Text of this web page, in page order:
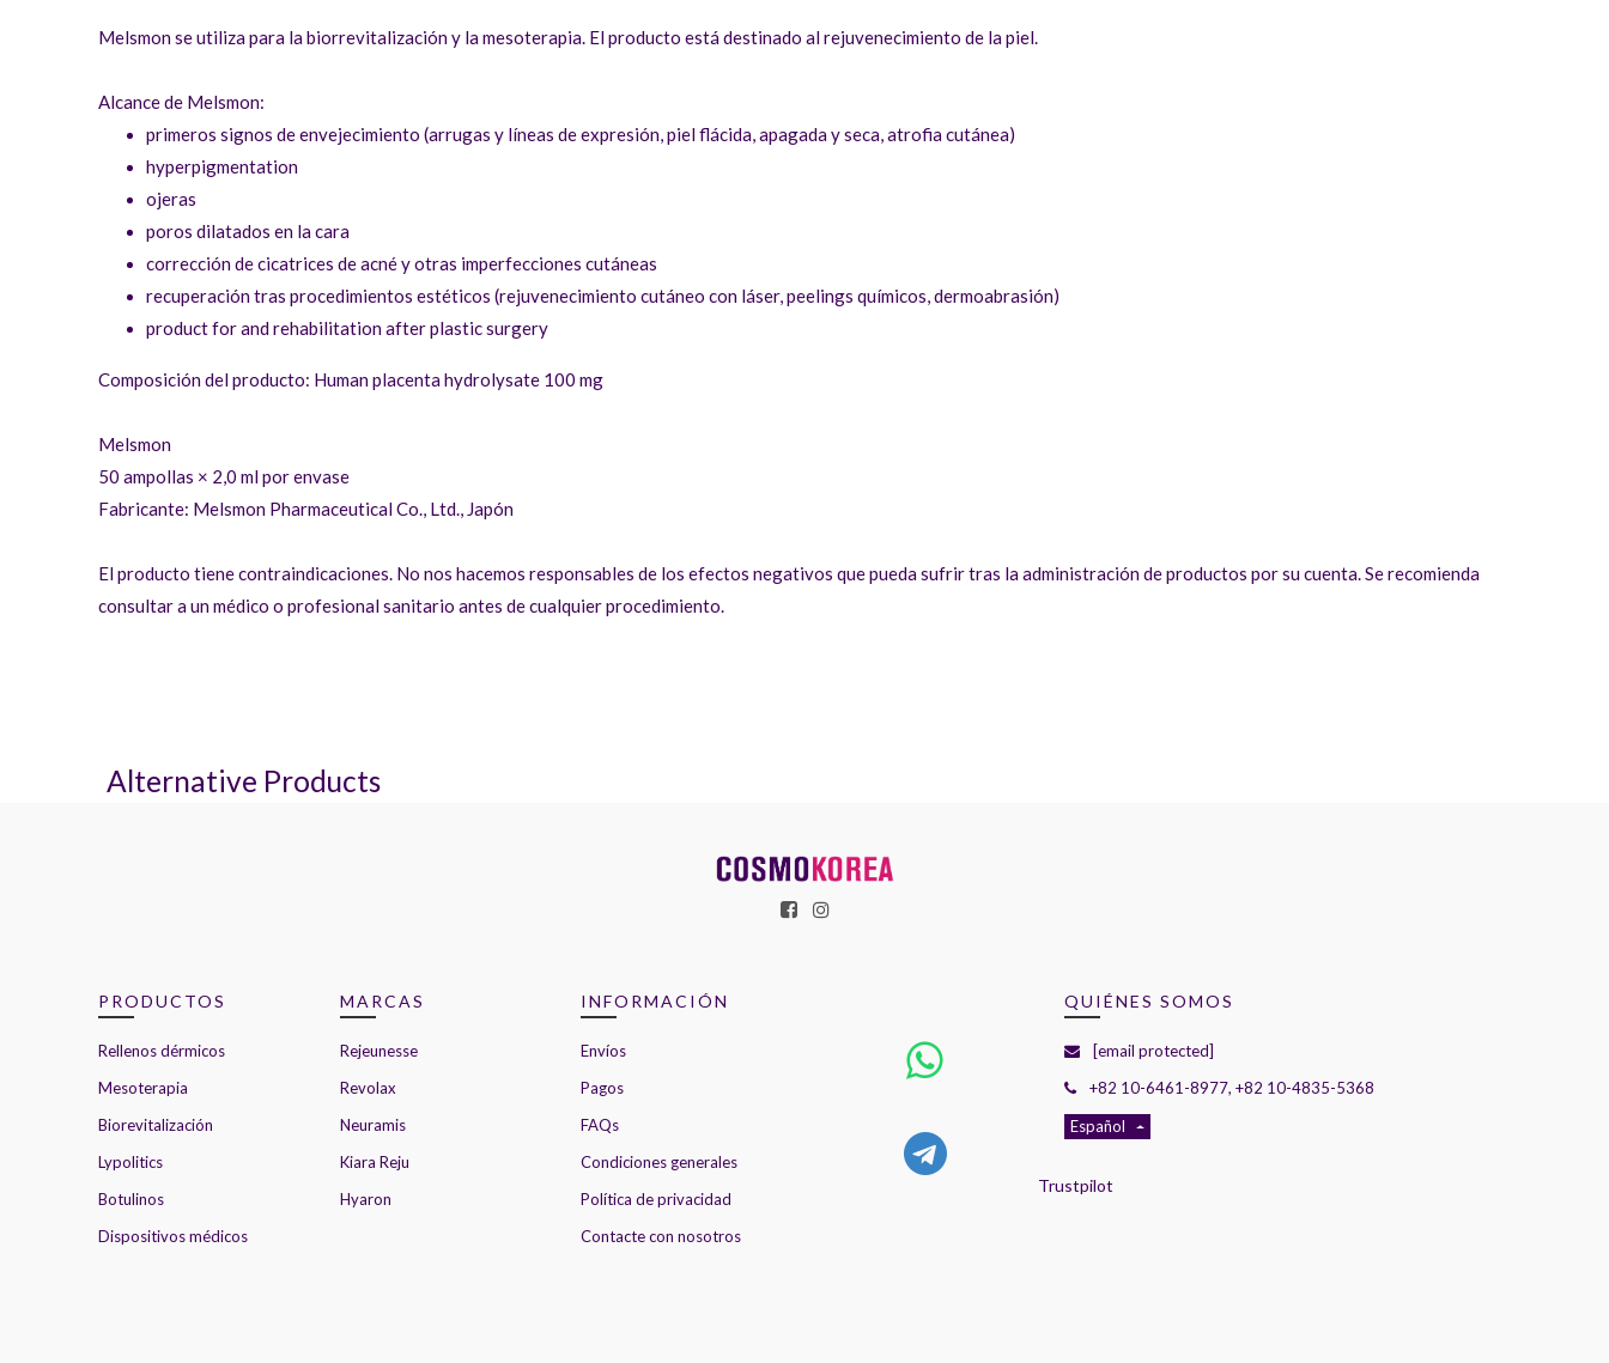
Melsmon se utiliza para la biorrevitalización y la mesoterapia. El producto está destinado al rejuvenecimiento de la piel.
Alcance de Melsmon:
primeros signos de envejecimiento (arrugas y líneas de expresión, piel flácida, apagada y seca, atrofia cutánea)
hyperpigmentation
ojeras
poros dilatados en la cara
corrección de cicatrices de acné y otras imperfecciones cutáneas
recuperación tras procedimientos estéticos (rejuvenecimiento cutáneo con láser, peelings químicos, dermoabrasión)
product for and rehabilitation after plastic surgery
Composición del producto: Human placenta hydrolysate 100 mg
Melsmon
50 ampollas × 2,0 ml por envase
Fabricante: Melsmon Pharmaceutical Co., Ltd., Japón
El producto tiene contraindicaciones. No nos hacemos responsables de los efectos negativos que pueda sufrir tras la administración de productos por su cuenta. Se recomienda
consultar a un médico o profesional sanitario antes de cualquier procedimiento.
Alternative Products
PRODUCTOS
Rellenos dérmicos
Mesoterapia
Biorevitalización
Lypolitics
Botulinos
Dispositivos médicos
MARCAS
Rejeunesse
Revolax
Neuramis
Kiara Reju
Hyaron
INFORMACIÓN
Envíos
Pagos
FAQs
Condiciones generales
Política de privacidad
Contacte con nosotros
QUIÉNES SOMOS
[email protected]
+82 10-6461-8977, +82 10-4835-5368
Español
Trustpilot